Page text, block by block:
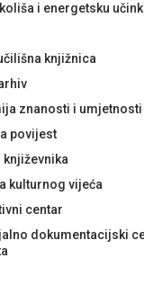
i energetsku
knjižnica
znanosti i umjetnosti
povijest
književnika
kulturnog vijeća
centar
dokumentacijski